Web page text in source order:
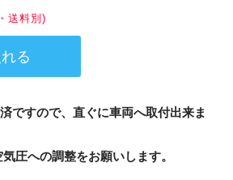
ホイール
ホイール
ヤホイール
ホイール
送料別)
ですので、直ぐに車両へ取付出来ま
圧への調整をお願いします。